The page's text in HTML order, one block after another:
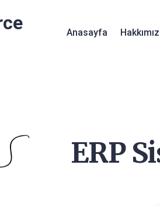
Anasayfa
ERP